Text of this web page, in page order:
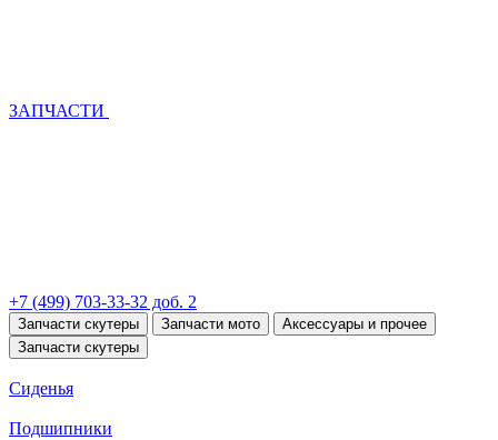
ЗАПЧАСТИ
+7 (499) 703-33-32 доб. 2
Запчасти скутеры Запчасти мото
Аксессуары и прочее
Запчасти скутеры
Сиденья
Подшипники